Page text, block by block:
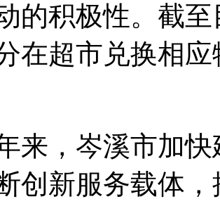
的积极性。截
在超市兑换相应
，岑溪市加快
创新服务载体